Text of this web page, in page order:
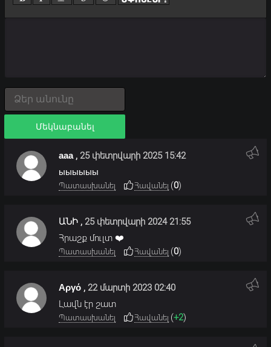
Մեկնաբանել
ааа , 25 փետրվարի 2025 15:42
Պատասխանել Հավանել (0)
ыыыыыы
ԱՆԻ , 25 փետրվարի 2024 21:55
Պատասխանել Հավանել (0)
Հրաշք մուլտ ❤️
Αργό , 22 մարտի 2023 02:40
Պատասխանել Հավանել (+2)
Լավն էր շատ